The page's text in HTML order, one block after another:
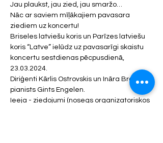
Jau plaukst, jau zied, jau smaržo…
Nāc ar saviem mīļākajiem pavasara
ziediem uz koncertu!
Briseles latviešu koris un Parīzes latviešu
koris “Latve” ielūdz uz pavasarīgi skaistu
koncertu sestdienas pēcpusdienā,
23.03.2024.
Diriģenti Kārlis Ostrovskis un Ināra Braže,
pianists Gints Engelen.
Ieeja - ziedojumi (nosegs organizatoriskos